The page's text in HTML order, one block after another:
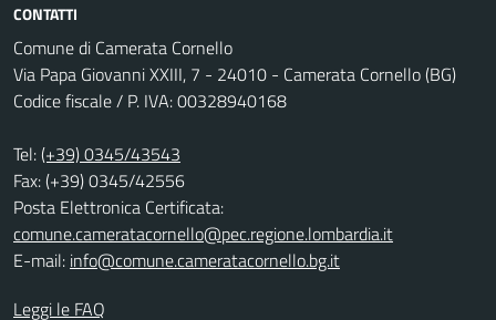
CONTATTI
Comune di Camerata Cornello
Via Papa Giovanni XXIII, 7 - 24010 - Camerata Cornello (BG)
Codice fiscale / P. IVA: 00328940168
Tel:(+39) 0345/43543
Fax: (+39) 0345/42556
Posta Elettronica Certificata:
comune.cameratacornello@pec.regione.lombardia.it
E-mail: info@comune.cameratacornello.bg.it
Leggi le FAQ